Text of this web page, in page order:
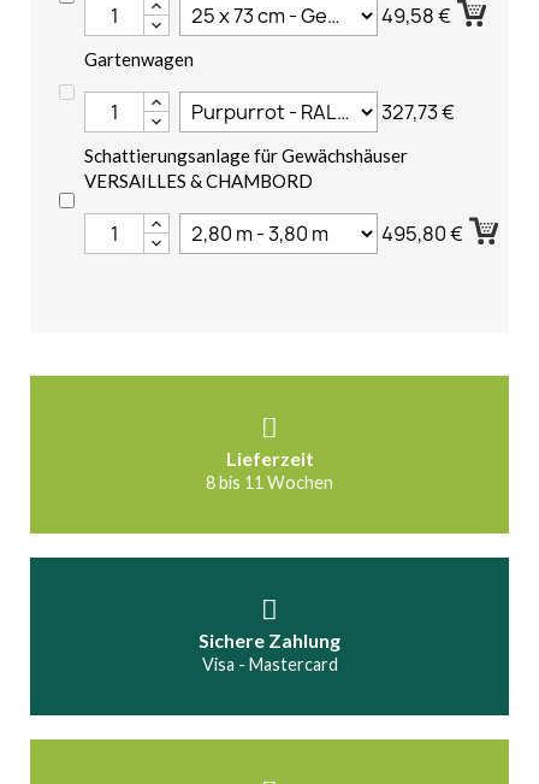
49,58 €
Gartenwagen
327,73 €
Schattierungsanlage für Gewächshäuser
VERSAILLES & CHAMBORD
495,80 €
Lieferzeit
8 bis 11 Wochen
Sichere Zahlung
Visa - Mastercard